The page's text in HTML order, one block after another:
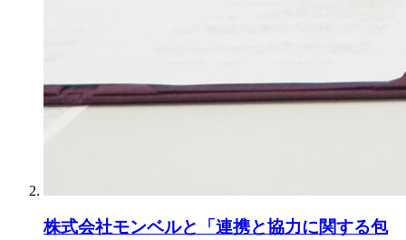
株式会社モンベルと「連携と協力に関する包